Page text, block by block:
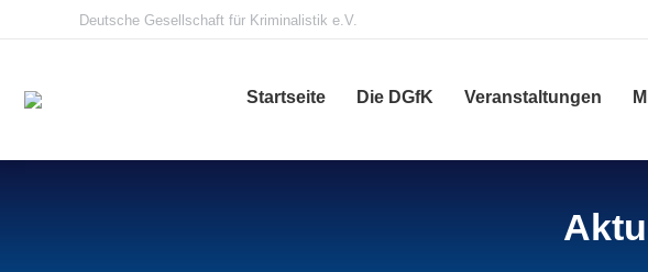
Deutsche Gesellschaft für Kriminalistik e.V.
Startseite Die DGfK Veranstaltungen